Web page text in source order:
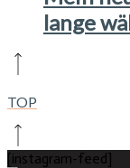
lange
TOP
[instagram-feed]